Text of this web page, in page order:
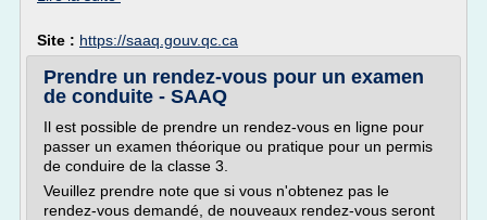
Site : https://saaq.gouv.qc.ca
Prendre un rendez-vous pour un examen
de conduite - SAAQ
Il est possible de prendre un rendez-vous en ligne pour
passer un examen théorique ou pratique pour un permis
de conduire de la classe 3.
Veuillez prendre note que si vous n'obtenez pas le
rendez-vous demandé, de nouveaux rendez-vous seront